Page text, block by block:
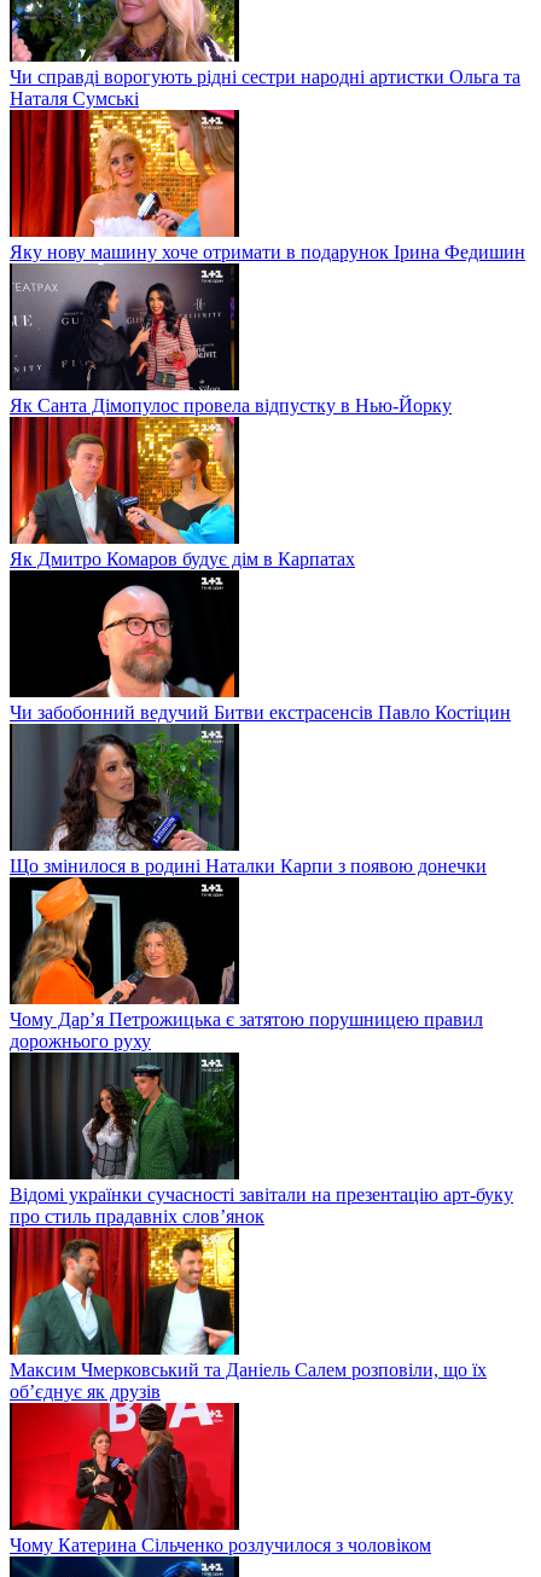
Чи справді ворогують рідні сестри народні артистки Ольга та
Наталя Сумські
Яку нову машину хоче отримати в подарунок Ірина Федишин
Як Санта Дімопулос провела відпустку в Нью-Йорку
Як Дмитро Комаров будує дім в Карпатах
Чи забобонний ведучий Битви екстрасенсів Павло Костіцин
Що змінилося в родині Наталки Карпи з появою донечки
Чому Дар’я Петрожицька є затятою порушницею правил
дорожнього руху
Відомі українки сучасності завітали на презентацію арт-буку
про стиль прадавніх слов’янок
Максим Чмерковський та Даніель Салем розповіли, що їх
об’єднує як друзів
Чому Катерина Сільченко розлучилося з чоловіком